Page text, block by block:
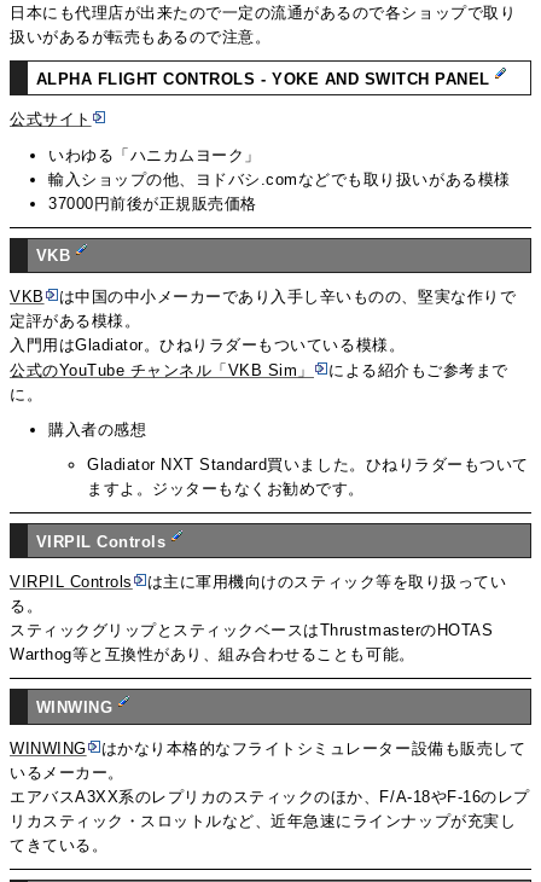
日本にも代理店が出来たので一定の流通があるので各ショップで取り
扱いがあるが転売もあるので注意。
ALPHA FLIGHT CONTROLS - YOKE AND SWITCH PANEL
公式サイト
いわゆる「ハニカムヨーク」
輸入ショップの他、ヨドバシ.comなどでも取り扱いがある模様
37000円前後が正規販売価格
VKB
VKB
は中国の中小メーカーであり入手し辛いものの、堅実な作りで
定評がある模様。
入門用はGladiator。ひねりラダーもついている模様。
公式のYouTube チャンネル「VKB Sim」
による紹介もご参考まで
に。
購入者の感想
Gladiator NXT Standard買いました。ひねりラダーもついて
ますよ。ジッターもなくお勧めです。
VIRPIL Controls
VIRPIL Controls
は主に軍用機向けのスティック等を取り扱ってい
る。
スティックグリップとスティックベースはThrustmasterのHOTAS
Warthog等と互換性があり、組み合わせることも可能。
WINWING
WINWING
はかなり本格的なフライトシミュレーター設備も販売して
いるメーカー。
エアバスA3XX系のレプリカのスティックのほか、F/A-18やF-16のレプ
リカスティック・スロットルなど、近年急速にラインナップが充実し
てきている。